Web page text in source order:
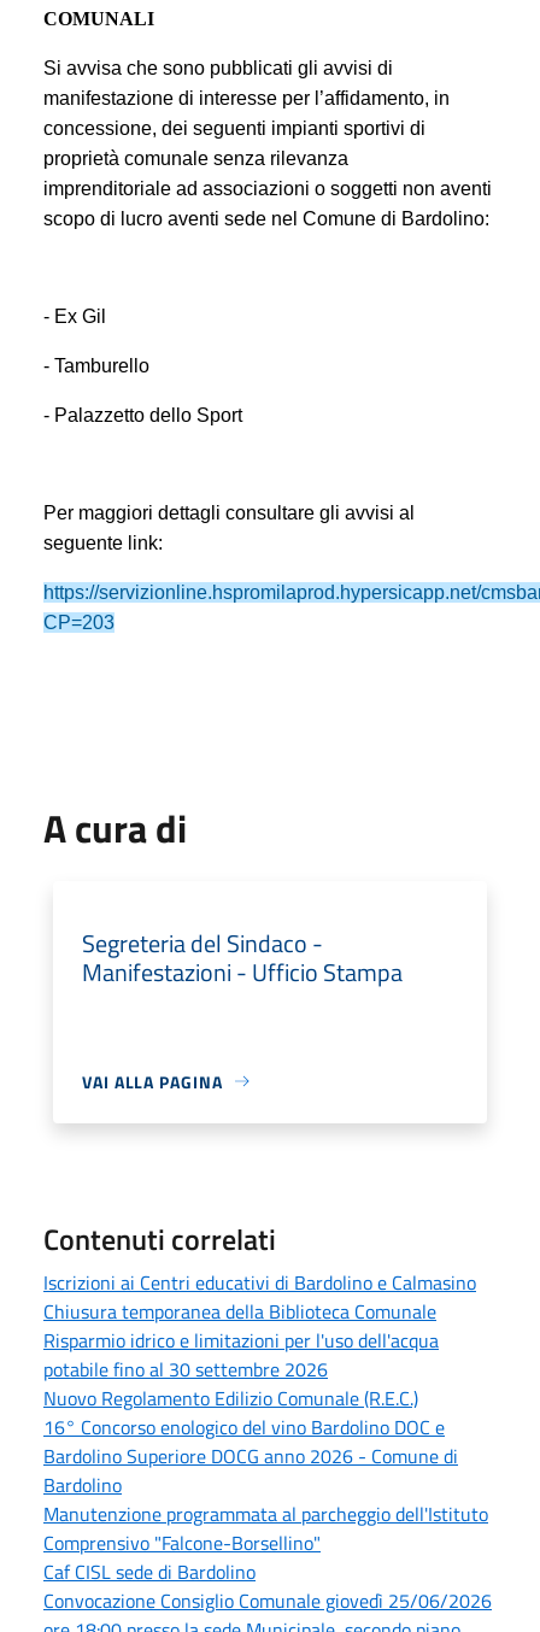
COMUNALI
Si avvisa che sono pubblicati gli avvisi di
manifestazione di interesse per l’affidamento, in
concessione, dei seguenti impianti sportivi di
proprietà comunale senza rilevanza
imprenditoriale ad associazioni o soggetti non aventi
scopo di lucro aventi sede nel Comune di Bardolino:
- Ex Gil
- Tamburello
- Palazzetto dello Sport
Per maggiori dettagli consultare gli avvisi al
seguente link:
https://servizionline.hspromilaprod.hypersicapp.net/
CP=203
A cura di
Segreteria del Sindaco -
Manifestazioni - Ufficio Stampa
VAI ALLA PAGINA
Contenuti correlati
Iscrizioni ai Centri educativi di Bardolino e Calmasino
Chiusura temporanea della Biblioteca Comunale
Risparmio idrico e limitazioni per l'uso dell'acqua
potabile fino al 30 settembre 2026
Nuovo Regolamento Edilizio Comunale (R.E.C.)
16° Concorso enologico del vino Bardolino DOC e
Bardolino Superiore DOCG anno 2026 - Comune di
Bardolino
Manutenzione programmata al parcheggio dell'Istituto
Comprensivo "Falcone-Borsellino"
Caf CISL sede di Bardolino
Convocazione Consiglio Comunale giovedì 25/06/2026